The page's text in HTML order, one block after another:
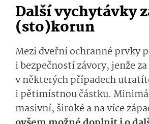
Další vychytávky
(sto)korun
Mezi dveřní ochranné prvky
i bezpečností závory, jenže
v některých případech
i pětimístnou částku.
masivní, široké a na více